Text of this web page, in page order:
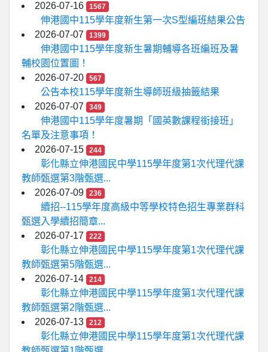
2026-07-16 1567
伸港國中115學年度新生第一次S型編班結果公告
2026-07-07
1399
伸港國中115學年度新生暑期輔導各班編班及暑
輔校園位置圖！
2026-07-20
567
公告本校115學年度新生導師班級抽籤結果
2026-07-07
349
伸港國中115學年度暑期「國英數課程銜接班」
名單及注意事項！
2026-07-15
244
彰化縣立伸港國民中學115學年度第1次代理代課
教師甄選第3階甄選...
2026-07-09
236
續招--115學年度高級中等學校特色招生專業群科
甄選入學續招簡章...
2026-07-17
222
彰化縣立伸港國民中學115學年度第1次代理代課
教師甄選第5階甄選...
2026-07-14
214
彰化縣立伸港國民中學115學年度第1次代理代課
教師甄選第2階甄選...
2026-07-13
212
彰化縣立伸港國民中學115學年度第1次代理代課